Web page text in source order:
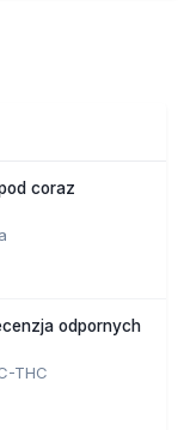
coraz
odpornych
THC